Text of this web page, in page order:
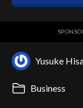
Yusuke
Business